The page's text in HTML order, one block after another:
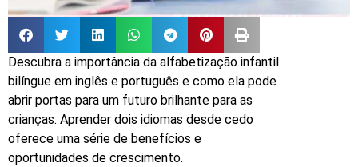
Descubra a importância da alfabetização infantil
bilíngue em inglês e português e como ela pode
abrir portas para um futuro brilhante para as
crianças. Aprender dois idiomas desde cedo
oferece uma série de benefícios e
oportunidades de crescimento.